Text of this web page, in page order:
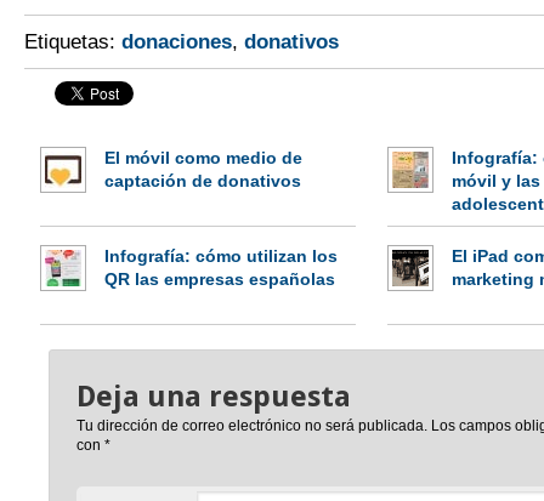
Etiquetas: donaciones, donativos
El móvil como medio de
captación de donativos
Infografía:
móvil y
Infografía: cómo utilizan los
QR las empresas españolas
El iPad
marketing
Deja una respuesta
Tu dirección de correo electrónico no será publicada. Los campos
con*